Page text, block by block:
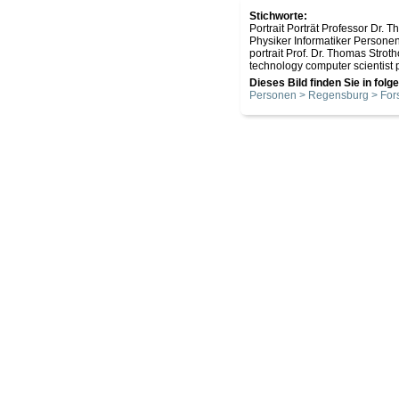
Stichworte:
Portrait Porträt Professor Dr.
Physiker Informatiker
portrait Prof. Dr. Thomas
technology computer scientist
Dieses Bild finden Sie in
Personen > Regensburg >